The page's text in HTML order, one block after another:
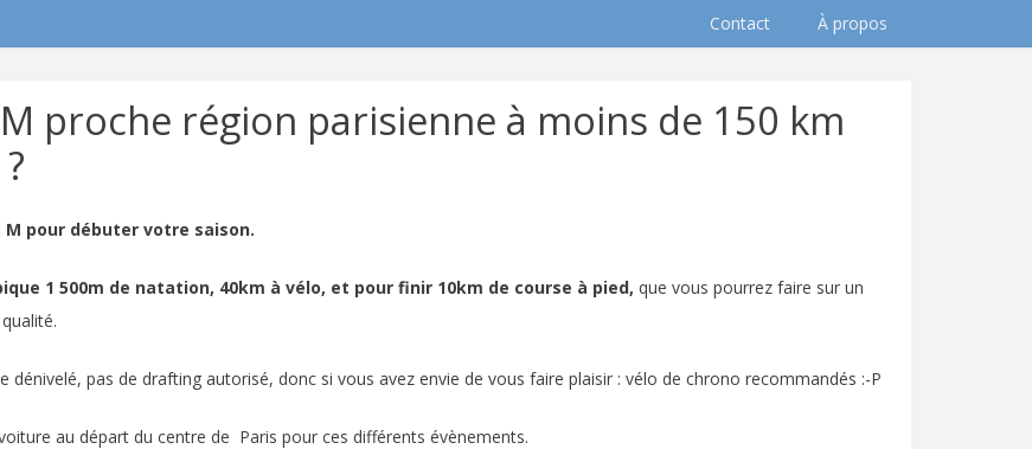
Contact À propos
proche région parisienne à moins de 150 km
pour débuter votre saison.
1 500m de natation, 40km à vélo, et pour finir 10km de course à pied, que vous pourrez faire sur un
pas de drafting autorisé, donc si vous avez envie de vous faire plaisir : vélo de chrono recommandés :-P
au départ du centre de Paris pour ces différents évènements.